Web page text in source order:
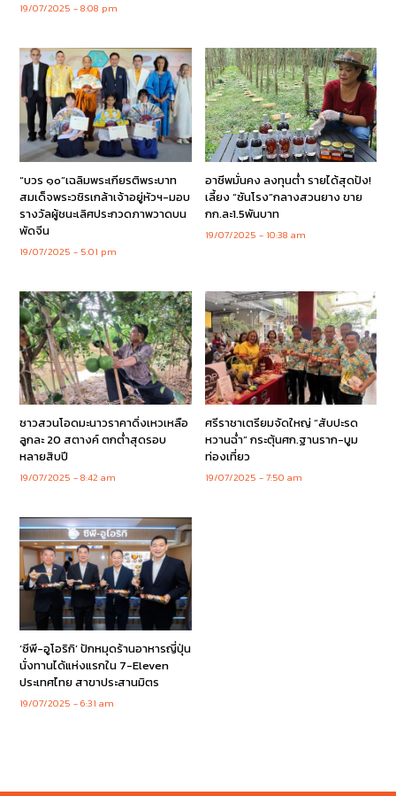
19/07/2025 8:08 pm
“บวร ๑๐”เฉลิมพระเกียรติพระบาท
สมเด็จพระวชิรเกล้าเจ้าอยู่หัวฯ-มอบ
รางวัลผู้ชนะเลิศประกวดภาพวาดบน
พัดจีน
19/07/2025 5:01 pm
อาชีพมั่นคง ลงทุนต่ำ รายได้สุดปัง!
เลี้ยง “ซันโรง”กลางสวนยาง ขาย
กก.ละ1.5พันบาท
19/07/2025 10:38 am
ชาวสวนโอดมะนาวราคาดิ่งเหวเหลือ
ลูกละ 20 สตางค์ ตกต่ำสุดรอบ
หลายสิบปี
19/07/2025 8:42 am
ศรีราชาเตรียมจัดใหญ่ “สับปะรด
หวานฉ่ำ” กระตุ้นศก.ฐานราก-บูม
ท่องเที่ยว
19/07/2025 7:50 am
‘ซีพี-อูโอริกิ’ ปักหมุดร้านอาหารญี่ปุ่น
นั่งทานได้แห่งแรกใน 7-Eleven
ประเทศไทย สาขาประสานมิตร
19/07/2025 6:31 am